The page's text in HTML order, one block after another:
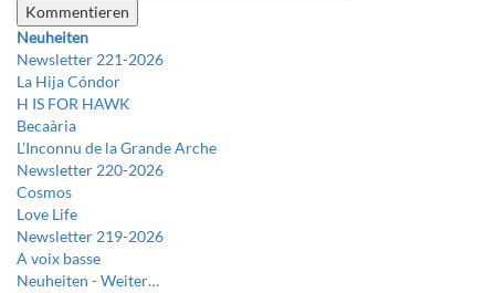
Neuheiten
Newsletter 221-2026
La Hija Cóndor
H IS FOR HAWK
Becaària
L’Inconnu de la Grande Arche
Newsletter 220-2026
Cosmos
Love Life
Newsletter 219-2026
A voix basse
Neuheiten -Weiter…